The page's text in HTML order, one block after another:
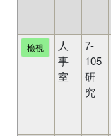
檢視
人
事
室
7-
105
研
究